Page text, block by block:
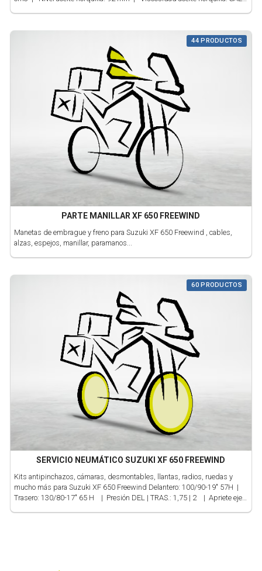
44 PRODUCTOS
PARTE MANILLAR XF 650 FREEWIND
Manetas de embrague y freno para Suzuki XF 650 Freewind , cables,
alzas, espejos, manillar, paramanos...
60 PRODUCTOS
SERVICIO NEUMÁTICO SUZUKI XF 650 FREEWIND
Kits antipinchazos, cámaras, desmontables, llantas, radios, ruedas y
mucho más para Suzuki XF 650 Freewind Delantero: 100/90-19" 57H |
Trasero: 130/80-17" 65 H | Presión DEL | TRAS.: 1,75 | 2 | Apriete eje